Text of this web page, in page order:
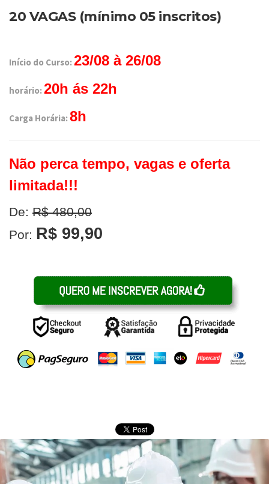
20 VAGAS (mínimo 05 inscritos)
Início do Curso: 23/08 à 26/08
horário: 20h ás 22h
Carga Horária: 8h
Não perca tempo, vagas e oferta
limitada!!!
De: R$ 480,00
Por: R$ 99,90